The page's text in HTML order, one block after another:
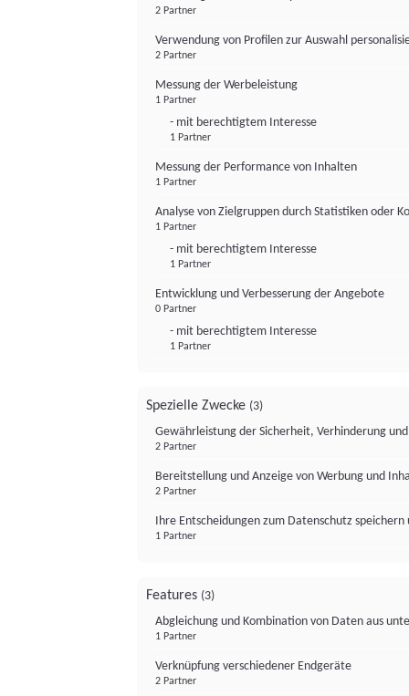
2 Partner
Verwendung von Profilen zur Auswahl
2 Partner
Messung der Werbeleistung
1 Partner
- mit berechtigtem Interesse
1 Partner
Messung der Performance von Inhalten
1 Partner
Analyse von Zielgruppen durch Statistiken oder
1 Partner
- mit berechtigtem Interesse
1 Partner
Entwicklung und Verbesserung der Angebote
0 Partner
- mit berechtigtem Interesse
1 Partner
Spezielle Zwecke (3)
Gewährleistung der Sicherheit, Verhinderung
2 Partner
Bereitstellung und Anzeige von Werbung und
2 Partner
Ihre Entscheidungen zum Datenschutz
1 Partner
Features (3)
Abgleichung und Kombination von Daten aus
1 Partner
Verknüpfung verschiedener Endgeräte
2 Partner